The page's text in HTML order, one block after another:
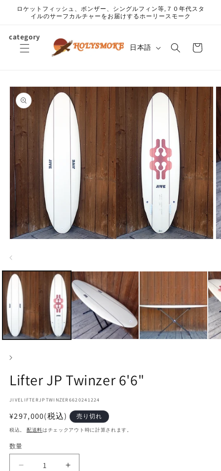
ンツに
ロケットフィッシュ、ボンザー、シングルフィン等,７０年代スタ
イルのサーフカルチャーをお届けするホーリースモーク
category
言日本語
ー
商品情
報にス
キップ
ダ
ル
で
ィ
を
開
Lifter JP Twinzer 6'6"
SKU:
JIVELIFTERJPTWINZER6620241224
通
常
格
¥297,000(税込) 売り切れ
税込。 配送料はチェックアウト時に計算されます。
数量